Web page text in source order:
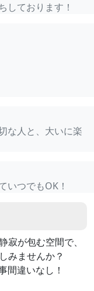
しております！
な人と、大いに楽
いつでもOK！
が包む空間で、
みませんか？
間違いなし！